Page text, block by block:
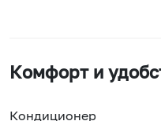
Комфорт и
Кондиционер